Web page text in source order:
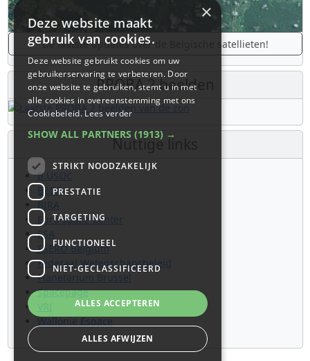
De laatste updates over de Belgische satellieten!
PROBA 2 beelden
Nuttige links
B.USOC
BEOP
BIRA
Euro Space Center
ESA
ESERO Belgium
Federaal Wetenschapsbeleid
Planetarium Brussel
Spacepage
VRI
Wallonie Espace
×
Deze website maakt
gebruik van cookies.
Deze website gebruikt cookies om uw
gebruikerservaring te verbeteren. Door
onze website te gebruiken, stemt u in met
alle cookies in overeenstemming met ons
Cookiebeleid.Lees verder
SHOW ALL PARTNERS (1913) →
STRIKT NOODZAKELIJK
PRESTATIE
TARGETING
FUNCTIONEEL
NIET-GECLASSIFICEERD
ALLES ACCEPTEREN
ALLES AFWIJZEN